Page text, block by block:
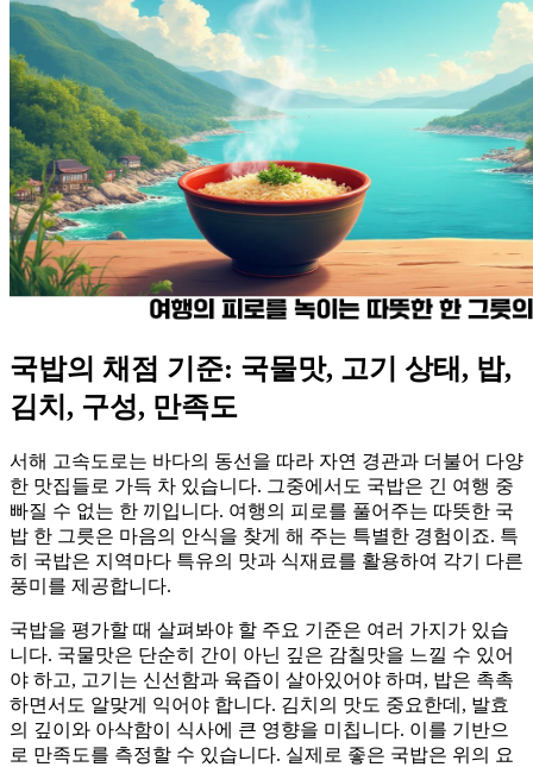
국밥의 채점 기준: 국물맛, 고기 상태, 밥,
김치, 구성, 만족도
서해 고속도로는 바다의 동선을 따라 자연 경관과 더불어 다양
한 맛집들로 가득 차 있습니다. 그중에서도 국밥은 긴 여행 중
빠질 수 없는 한 끼입니다. 여행의 피로를 풀어주는 따뜻한 국
밥 한 그릇은 마음의 안식을 찾게 해 주는 특별한 경험이죠. 특
히 국밥은 지역마다 특유의 맛과 식재료를 활용하여 각기 다른
풍미를 제공합니다.
국밥을 평가할 때 살펴봐야 할 주요 기준은 여러 가지가 있습
니다. 국물맛은 단순히 간이 아닌 깊은 감칠맛을 느낄 수 있어
야 하고, 고기는 신선함과 육즙이 살아있어야 하며, 밥은 촉촉
하면서도 알맞게 익어야 합니다. 김치의 맛도 중요한데, 발효
의 깊이와 아삭함이 식사에 큰 영향을 미칩니다. 이를 기반으
로 만족도를 측정할 수 있습니다. 실제로 좋은 국밥은 위의 요